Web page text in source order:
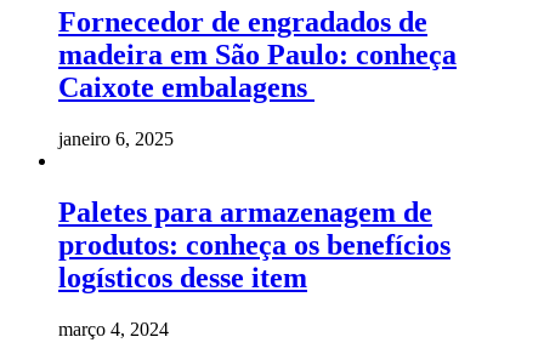
Fornecedor de engradados de
madeira em São Paulo: conheça
Caixote embalagens
janeiro 6, 2025
Paletes para armazenagem de
produtos: conheça os benefícios
logísticos desse item
março 4, 2024